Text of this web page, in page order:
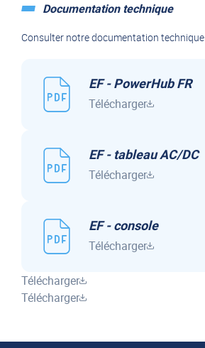
Documentation technique
Consulter notre documentation technique
EF - PowerHub FR
Télécharger
EF - tableau AC/DC
Télécharger
EF - console
Télécharger
Télécharger
Télécharger